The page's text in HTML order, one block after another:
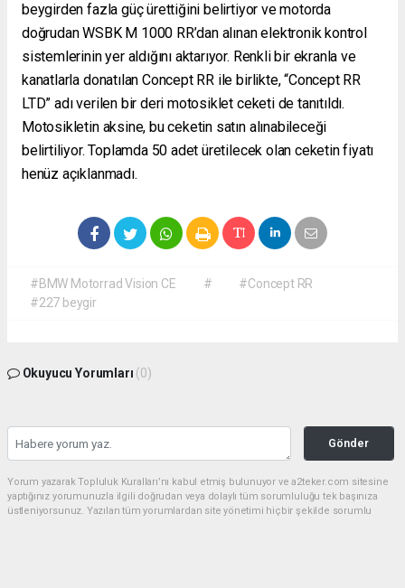
beygirden fazla güç ürettiğini belirtiyor ve motorda
doğrudan WSBK M 1000 RR’dan alınan elektronik kontrol
sistemlerinin yer aldığını aktarıyor. Renkli bir ekranla ve
kanatlarla donatılan Concept RR ile birlikte, “Concept RR
LTD” adı verilen bir deri motosiklet ceketi de tanıtıldı.
Motosikletin aksine, bu ceketin satın alınabileceği
belirtiliyor. Toplamda 50 adet üretilecek olan ceketin fiyatı
henüz açıklanmadı.
#BMW Motorrad Vision CE #
#Concept RR
#227 beygir
Okuyucu Yorumları (0)
Gönder
Yorum yazarak Topluluk Kuralları’nı kabul etmiş bulunuyor ve a2teker.com sitesine
yaptığınız yorumunuzla ilgili doğrudan veya dolaylı tüm sorumluluğu tek başınıza
üstleniyorsunuz. Yazılan tüm yorumlardan site yönetimi hiçbir şekilde sorumlu